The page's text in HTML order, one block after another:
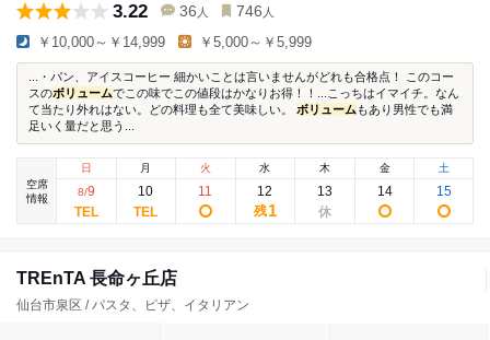
3.22 36 人 746 人
￥10,000～￥14,999 ￥5,000～￥5,999
...・パン、アイスコーヒー 細かいことは言いませんがどれも合格点！ このコー
スのボリュームでこの味でこの値段はかなりお得！！...こっちはイマイチ。なん
て当たり外れはない。どの料理も全て美味しい。 ボリューム もあり男性でも満
足いく量だと思う...
空席
情報
日
8/9
月
10
火
11
水
12
残1
木
13
金
14
土
15
TREnTA 長命ヶ丘店
仙台市泉区 / パスタ、ピザ、イタリアン